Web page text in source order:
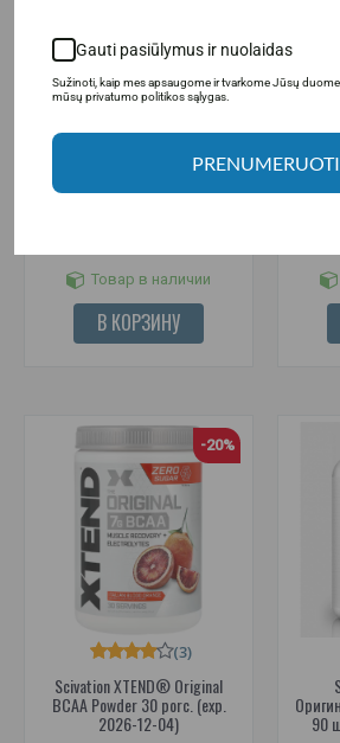
Nano Supps BCAA Nano 420 г.
(2)
Товар в наличии
В КОРЗИНУ
-20%
Scivation XTEND® Original
BCAA Powder 30 porc. (exp.
2026-12-04)
(3)
90
Gauti pasiūlymus ir nuolaidas
Sužinoti, kaip mes apsaugome ir tvarkome Jūsų
mūsų privatumo politikos sąlygas.
PRENUMERUOTI